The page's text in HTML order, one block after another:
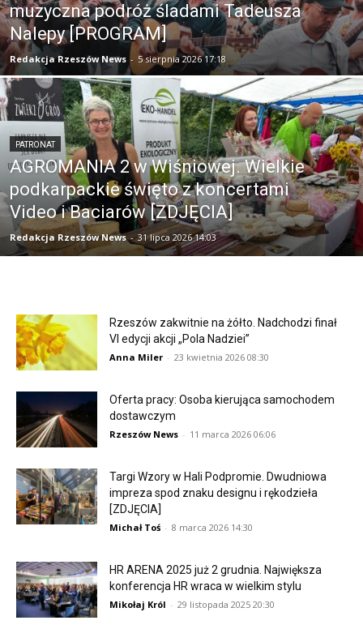
muzyczna podróż śladami Tadeusza
Nalepy [PROGRAM]
Redakcja Rzeszów News - 5 sierpnia 2026 17:18
PATRONAT
AGROMANIA 2 w Wiśniowej. Wielkie
podkarpackie święto z koncertami
Video i Baciarów [ZDJĘCIA]
Redakcja Rzeszów News - 31 lipca 2026 14:03
Rzeszów zakwitnie na żółto. Nadchodzi finał
VI edycji akcji „Pola Nadziei”
Anna Miler - 23 kwietnia 2026 08:30
Oferta pracy: Osoba kierująca samochodem
dostawczym
Rzeszów News - 11 marca 2026 06:06
Targi Wzory w Hali Podpromie. Dwudniowa
impreza spod znaku designu i rękodzieła
[ZDJĘCIA]
Michał Toś - 8 marca 2026 14:30
HR ARENA 2025 już 2 grudnia. Największa
konferencja HR wraca w wielkim stylu
Mikołaj Król - 29 listopada 2025 20:30